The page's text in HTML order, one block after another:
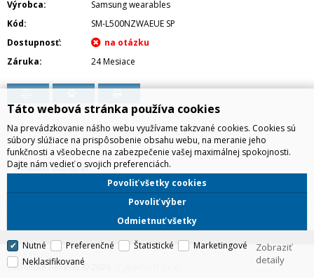
Výrobca
Samsung wearables
Kód
SM-L500NZWAEUE SP
Dostupnosť
Záruka
24 Mesiace
Produkt manažér:
Jakub Lichtner, 0918112735,jakub.lichtner@irdistribution.sk
IRD Eshop
Technické riešenie © 2026
Táto webová stránka používa cookies
Na prevádzkovanie nášho webu využívame takzvané cookies. Cookies sú
súbory slúžiace na prispôsobenie obsahu webu, na meranie jeho
funkčnosti a všeobecne na zabezpečenie vašej maximálnej spokojnosti.
Dajte nám vedieť o svojich preferenciách.
Odmietnuť všetky
Povoliť výber
Povoliť všetky cookies
Nutné Preferenčné Štatistické
Marketingové
Neklasifikované
Zobraziť
detaily